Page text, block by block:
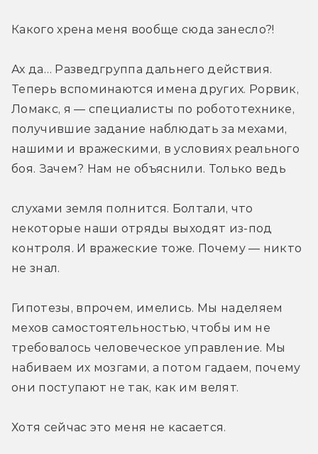
Какого хрена меня вообще сюда занесло?!
Ах да… Разведгруппа дальнего действия.
Теперь вспоминаются имена других. Рорвик,
Ломакс, я — специалисты по робототехнике,
получившие задание наблюдать за мехами,
нашими и вражескими, в условиях реального
боя. Зачем? Нам не объяснили. Только ведь
слухами земля полнится. Болтали, что
некоторые наши отряды выходят из-под
контроля. И вражеские тоже. Почему — никто
не знал.
Гипотезы, впрочем, имелись. Мы наделяем
мехов самостоятельностью, чтобы им не
требовалось человеческое управление. Мы
набиваем их мозгами, а потом гадаем, почему
они поступают не так, как им велят.
Хотя сейчас это меня не касается.